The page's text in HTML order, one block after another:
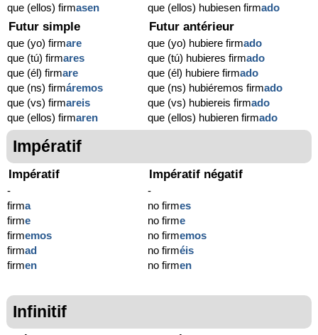
que (ellos) firmasen
que (ellos) hubiesen firmado
Futur simple
que (yo) firmare
que (tú) firmares
que (él) firmare
que (ns) firmáremos
que (vs) firmareis
que (ellos) firmaren
Futur antérieur
que (yo) hubiere firmado
que (tú) hubieres firmado
que (él) hubiere firmado
que (ns) hubiéremos firmado
que (vs) hubiereis firmado
que (ellos) hubieren firmado
Impératif
Impératif
-
firma
firme
firmemos
firmad
firmen
Impératif négatif
-
no firmes
no firme
no firmemos
no firméis
no firmen
Infinitif